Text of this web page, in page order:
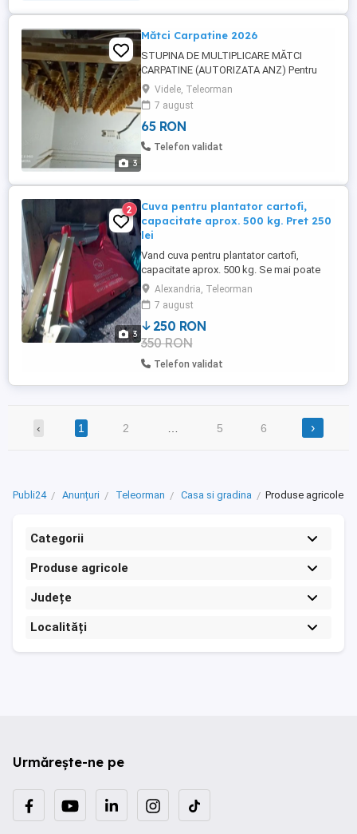
3
Mătci Carpatine 2026
STUPINA DE MULTIPLICARE MĂTCI
CARPATINE (AUTORIZATA ANZ) Pentru
sezonul apicol 2026 Recoltarea mătcilor
va fi facuta in zilele de 15 și 30 ale fiecărei
lunii. Matci Carpatine, imperecheate,
(botcile, după ce sunt căpăcite in stupul
finisor sunt mutate în incubator, unde
Videle, Teleorman
7 august
65 RON
Telefon validat
3
2
Cuva pentru plantator cartofi,
capacitate aprox. 500 kg. Pret 250
lei
Vand cuva pentru plantator cartofi,
capacitate aprox. 500 kg. Se mai poate
utiliza pentru transport si fertilizari cu
azot, uree, etc. Pret: 250 lei, negociabil Tel.
Alexandria, Teleorman
7 august
250 RON
350 RON
Telefon validat
‹ 1 2 5 6 ›
Publi24 Anunțuri Teleorman Casa si gradina Produse agricole
Categorii
Produse agricole
Județe
Localități
Urmărește-ne pe